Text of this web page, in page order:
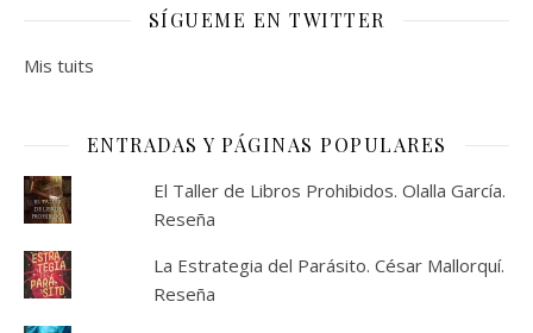
SÍGUEME EN TWITTER
Mis tuits
ENTRADAS Y PÁGINAS POPULARES
El Taller de Libros Prohibidos. Olalla García.
Reseña
La Estrategia del Parásito. César Mallorquí.
Reseña